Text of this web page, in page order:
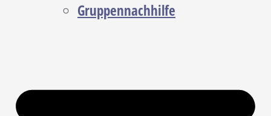
Gruppennachhilfe